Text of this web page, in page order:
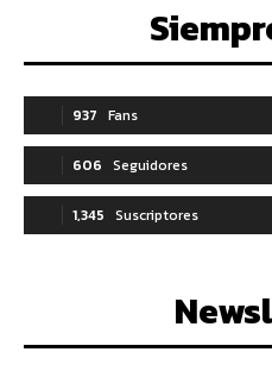
937 Fans
606 Seguidores
1,345 Suscriptores